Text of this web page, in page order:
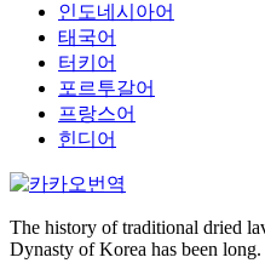
인도네시아어
태국어
터키어
포르투갈어
프랑스어
힌디어
The history of traditional dried
Dynasty of Korea has been